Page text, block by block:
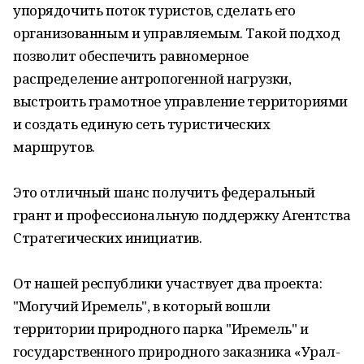
упорядочить поток туристов, сделать его
организованным и управляемым. Такой подход
позволит обеспечить равномерное
распределение антропогенной нагрузки,
выстроить грамотное управление территориями
и создать единую сеть туристических
маршрутов.
Это отличный шанс получить федеральный
грант и профессиональную поддержку Агентства
Стратегических инициатив.
От нашей республики участвует два проекта:
"Могучий Иремель", в который вошли
территории природного парка "Иремель" и
государственного природного заказника «Урал-